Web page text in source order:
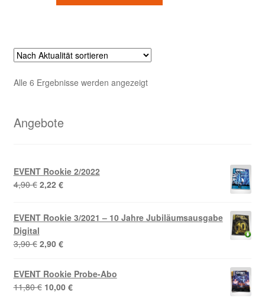
Alle 6 Ergebnisse werden angezeigtNach
Angebote
EVENT Rookie 2/2022
4,90€ Ursprünglicher
4,90 €
2,22 €Aktueller
2,22 €.
EVENT Rookie 3/2021 – 10 Jahre Jubiläumsausgabe
Digital
3,90€ Ursprünglicher
war:
3,90 €
2,90 €Aktueller
ist:
2,90 €.
EVENT Rookie Probe-Abo
11,80€ Ursprünglicher
10,00 €Aktueller